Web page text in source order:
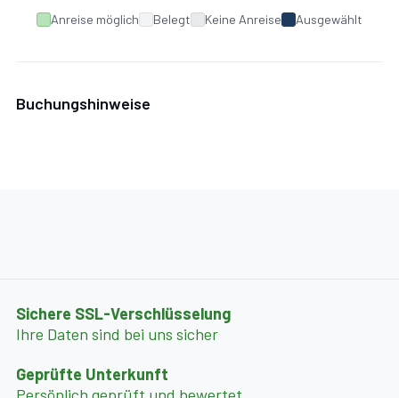
Anreise möglich Belegt Keine Anreise Ausgewählt
Buchungshinweise
Sichere SSL-Verschlüsselung
Ihre Daten sind bei uns sicher
Geprüfte Unterkunft